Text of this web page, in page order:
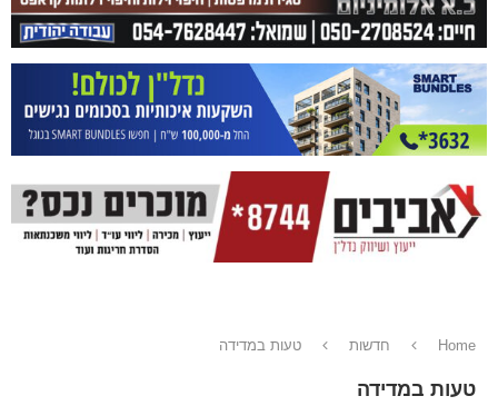
Home חדשות טעות במדידה
טעות במדידה